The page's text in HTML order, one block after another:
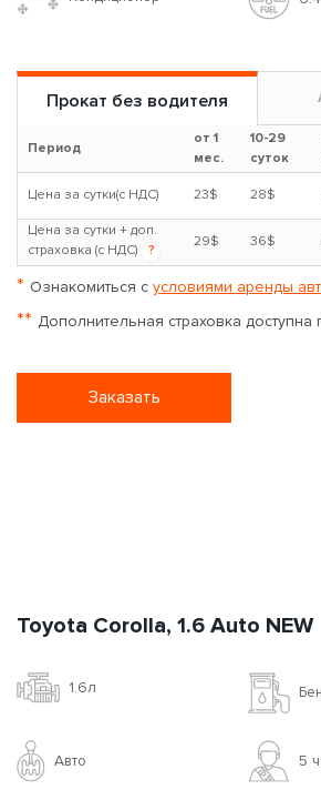
Прокат без водителя
Период
от 1
мес.
10-29
суток
Цена за сутки(с НДС) 23$ 28$
Цена за сутки + доп.
страховка (с НДС)
?
29$ 36$
* Ознакомиться с условиями аренды
** Дополнительная страховка доступна
Заказать